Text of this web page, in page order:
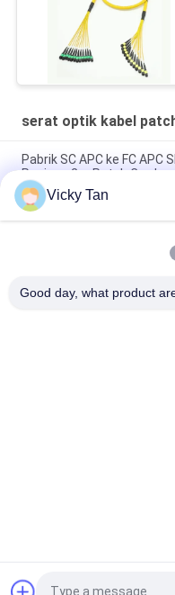
serat optik kabel
Pabrik SC APC ke FC APC
Panjang 2m Patch Cord
Sc Apc Ke Sc Apc Aqua
Jumper G652d / G657a
FTTH FTTA FTTX Single
Vicky Tan
Good day, what product